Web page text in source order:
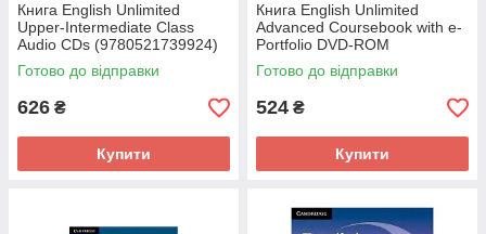
Книга English Unlimited
Upper-Intermediate Class
Audio CDs (9780521739924)
Cambridge University Press
Готово до відправки
626 ₴
Купити
Книга English Unlimited
Advanced Coursebook with e-
Portfolio DVD-ROM
(9780521144452) Cambridge
University Press
Готово до відправки
524 ₴
Купити